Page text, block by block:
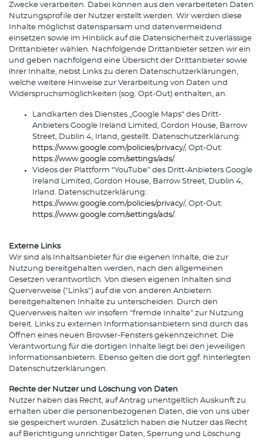
Zwecke verarbeiten. Dabei können aus den verarbeiteten Daten
Nutzungsprofile der Nutzer erstellt werden. Wir werden diese
Inhalte möglichst datensparsam und datenvermeidend
einsetzen sowie im Hinblick auf die Datensicherheit zuverlässige
Drittanbieter wählen. Nachfolgende Drittanbieter setzen wir ein
und geben nachfolgend eine Übersicht der Drittanbieter sowie
ihrer Inhalte, nebst Links zu deren Datenschutzerklärungen,
welche weitere Hinweise zur Verarbeitung von Daten und
Widerspruchsmöglichkeiten (sog. Opt-Out) enthalten, an.
Landkarten des Dienstes „Google Maps“ des Dritt-
Anbieters Google Ireland Limited, Gordon House, Barrow
Street, Dublin 4, Irland, gestellt. Datenschutzerklärung:
https://www.google.com/policies/privacy/, Opt-Out:
https://www.google.com/settings/ads/.
Videos der Plattform “YouTube” des Dritt-Anbieters Google
Ireland Limited, Gordon House, Barrow Street, Dublin 4,
Irland. Datenschutzerklärung:
https://www.google.com/policies/privacy/, Opt-Out:
https://www.google.com/settings/ads/.
Externe Links
Wir sind als Inhaltsanbieter für die eigenen Inhalte, die zur
Nutzung bereitgehalten werden, nach den allgemeinen
Gesetzen verantwortlich. Von diesen eigenen Inhalten sind
Querverweise ("Links") auf die von anderen Anbietern
bereitgehaltenen Inhalte zu unterscheiden. Durch den
Querverweis halten wir insofern "fremde Inhalte" zur Nutzung
bereit. Links zu externen Informationsanbietern sind durch das
Öffnen eines neuen Browser-Fensters gekennzeichnet. Die
Verantwortung für die dortigen Inhalte liegt bei den jeweiligen
Informationsanbietern. Ebenso gelten die dort ggf. hinterlegten
Datenschutzerklärungen.
Rechte der Nutzer und Löschung von Daten
Nutzer haben das Recht, auf Antrag unentgeltlich Auskunft zu
erhalten über die personenbezogenen Daten, die von uns über
sie gespeichert wurden. Zusätzlich haben die Nutzer das Recht
auf Berichtigung unrichtiger Daten, Sperrung und Löschung